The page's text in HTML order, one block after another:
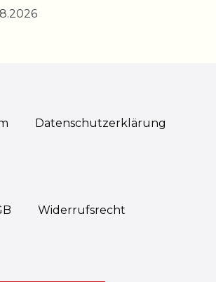
Daten­schutz­erklärung
Widerrufs­recht